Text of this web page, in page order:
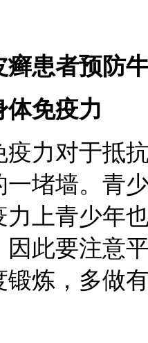
癣患者预防
免疫力
对于抵抗
一堵墙。青
上青少年
因此要注意
锻炼，多做